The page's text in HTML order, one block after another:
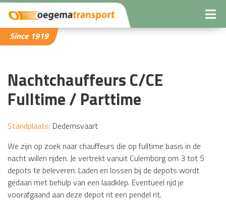
Since 1919
Nachtchauffeurs C/CE
Fulltime / Parttime
Standplaats: Dedemsvaart
We zijn op zoek naar chauffeurs die op fulltime basis in de
nacht willen rijden. Je vertrekt vanuit Culemborg om 3 tot 5
depots te beleveren. Laden en lossen bij de depots wordt
gedaan met behulp van een laadklep. Eventueel rijd je
voorafgaand aan deze depot rit een pendel rit.